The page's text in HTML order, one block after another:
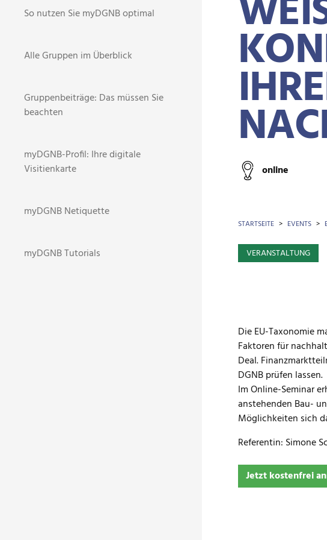
online
STARTSEITE EVENTS
VERANSTALTUNG
Die EU-Taxonomie
Faktoren für
Deal.
DGNB prüfen lassen.
Im Online-Seminar
anstehenden Bau-
Möglichkeiten sich
Referentin: Simone
Jetzt kostenfrei
So nutzen Sie myDGNB optimal
Alle Gruppen im Überblick
Gruppenbeiträge: Das müssen Sie
beachten
myDGNB-Profil: Ihre digitale
Visitienkarte
myDGNB Netiquette
myDGNB Tutorials